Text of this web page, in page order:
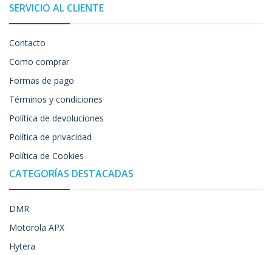
SERVICIO AL CLIENTE
Contacto
Como comprar
Formas de pago
Términos y condiciones
Política de devoluciones
Política de privacidad
Política de Cookies
CATEGORÍAS DESTACADAS
DMR
Motorola APX
Hytera